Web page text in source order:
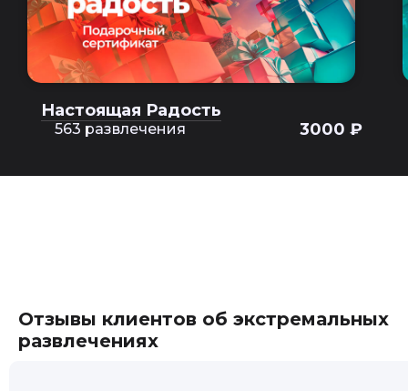
Настоящая Радость
563 развлечения 3000 ₽
Отзывы клиентов об экстремальных
развлечениях